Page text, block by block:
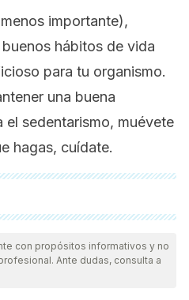
importante),
hábitos de vida
para tu organismo.
una buena
el sedentarismo, muévete
hagas, cuídate.
revisadas a profundidad por
su calidad, confiabilidad,
de este artículo fue
con propósitos informativos y no
Ante dudas, consulta a